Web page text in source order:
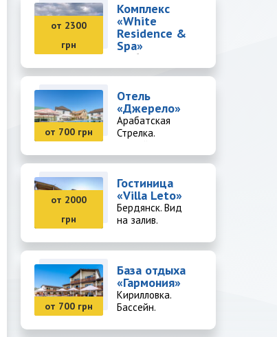
от 2300
грн
Комплекс
«White
Residence &
Spa»
Арабатская
Стрелка. SPA-
от 700 грн
Отель
«Джерело»
Арабатская
Стрелка.
от 2000
грн
Гостиница
«Villa Leto»
Бердянск. Вид
на залив.
от 700 грн
База отдыха
«Гармония»
Кирилловка.
Бассейн.